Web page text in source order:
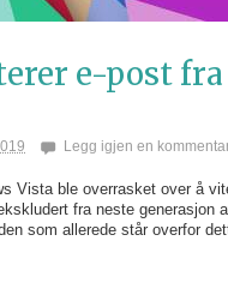
e-post
Legg igjen en
Vista ble overrasket over å
fra neste
som allerede står overfor